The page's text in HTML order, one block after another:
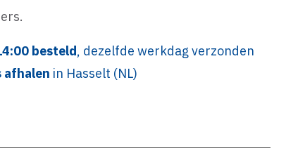
besteld, dezelfde werkdag verzonden
afhalen in Hasselt (NL)